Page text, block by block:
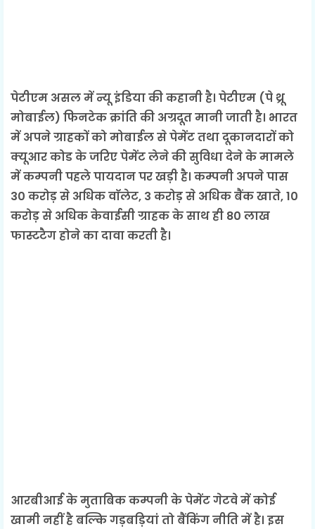
पेटीएम असल में न्यू इंडिया की कहानी है। पेटीएम (पे थ्रू
मोबाईल) फिनटेक क्रांति की अग्रदूत मानी जाती है। भारत
में अपने ग्राहकों को मोबाईल से पेमेंट तथा दूकानदारों को
क्यूआर कोड के जरिए पेमेंट लेने की सुविधा देने के मामले
में कम्पनी पहले पायदान पर खड़ी है। कम्पनी अपने पास
30 करोड़ से अधिक वाॅलेट, 3 करोड़ से अधिक बैंक खाते, 10
करोड़ से अधिक केवाईसी ग्राहक के साथ ही 80 लाख
फास्टटैग होने का दावा करती है।
आरबीआई के मुताबिक कम्पनी के पेमेंट गेटवे में कोई
खामी नहीं है बल्कि गड़बड़ियां तो बैंकिंग नीति में है। इस